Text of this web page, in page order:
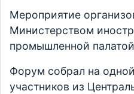
Мероприятие
Министерством
промышленной
Форум собрал на
участников из